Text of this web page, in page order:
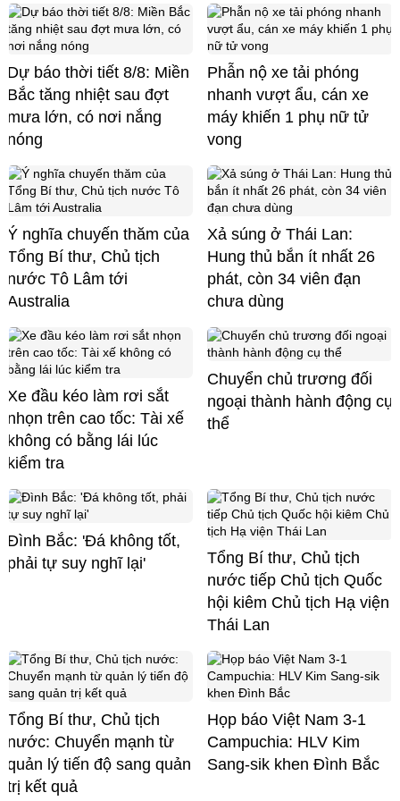
Dự báo thời tiết 8/8: Miền
Bắc tăng nhiệt sau đợt
mưa lớn, có nơi nắng
nóng
Phẫn nộ xe tải phóng
nhanh vượt ẩu, cán xe
máy khiến 1 phụ nữ tử
vong
Ý nghĩa chuyến thăm của
Tổng Bí thư, Chủ tịch
nước Tô Lâm tới
Australia
Xả súng ở Thái Lan:
Hung thủ bắn ít nhất 26
phát, còn 34 viên đạn
chưa dùng
Xe đầu kéo làm rơi sắt
nhọn trên cao tốc: Tài xế
không có bằng lái lúc
kiểm tra
Chuyển chủ trương đối
ngoại thành hành động cụ
thể
Đình Bắc: 'Đá không tốt,
phải tự suy nghĩ lại'
Tổng Bí thư, Chủ tịch
nước tiếp Chủ tịch Quốc
hội kiêm Chủ tịch Hạ viện
Thái Lan
Tổng Bí thư, Chủ tịch
nước: Chuyển mạnh từ
quản lý tiến độ sang quản
trị kết quả
Họp báo Việt Nam 3-1
Campuchia: HLV Kim
Sang-sik khen Đình Bắc